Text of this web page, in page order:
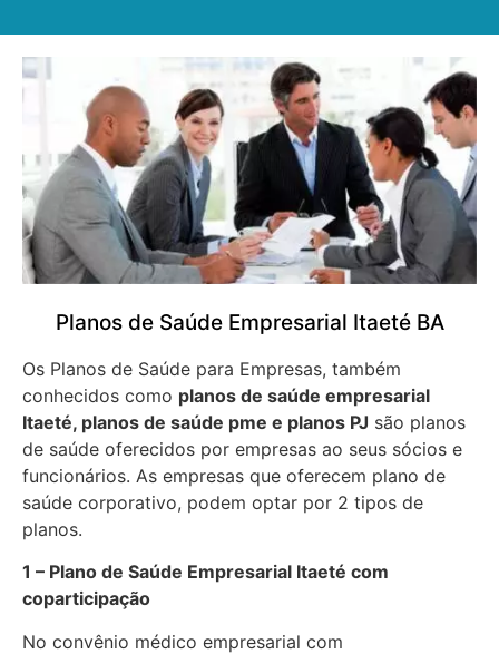
Planos de Saúde Empresarial Itaeté BA
Os Planos de Saúde para Empresas, também
conhecidos como planos de saúde empresarial
Itaeté, planos de saúde pme e planos PJ são planos
de saúde oferecidos por empresas ao seus sócios e
funcionários. As empresas que oferecem plano de
saúde corporativo, podem optar por 2 tipos de
planos.
1 – Plano de Saúde Empresarial Itaeté com
coparticipação
No convênio médico empresarial com